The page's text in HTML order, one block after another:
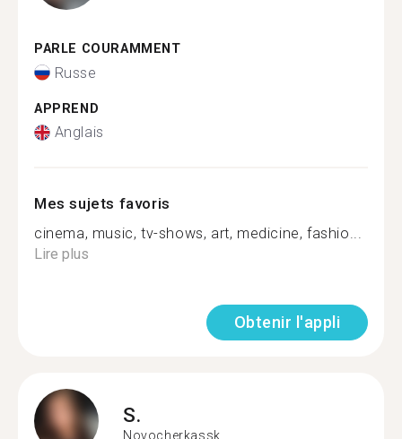
PARLE COURAMMENT
Russe
APPREND
Anglais
Mes sujets favoris
cinema, music, tv-shows, art, medicine, fashio...
Lire plus
Obtenir l'appli
S.
Novocherkassk